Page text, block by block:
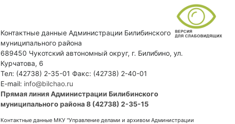
Контактные данные Администрации Билибинского
муниципального района
689450 Чукотский автономный округ, г. Билибино, ул.
Курчатова, 6
Тел: (42738) 2-35-01 Факс: (42738) 2-40-01
E-mail: info@bilchao.ru
Прямая линия Администрации Билибинского
муниципального района 8 (42738) 2-35-15
Контактные данные МКУ "Управление делами и архивом Администрации